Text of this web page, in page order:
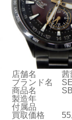
店舗名
茜
ブランド名
商品名
製造年
付属品
買取価格